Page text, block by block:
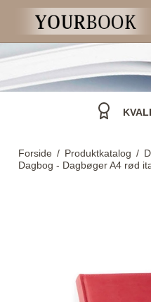
Forside / Produktkatalog /
Dagbog - Dagbøger A4 rød